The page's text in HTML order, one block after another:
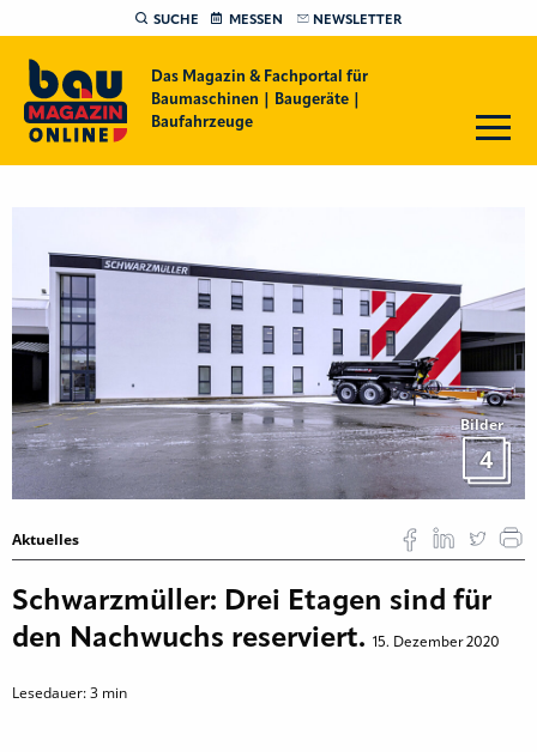
SUCHE MESSEN NEWSLETTER
Das Magazin & Fachportal für
Baumaschinen | Baugeräte |
Baufahrzeuge
Bilder
4
Aktuelles
Schwarzmüller: Drei Etagen sind für
den Nachwuchs reserviert. 15. Dezember 2020
Lesedauer:3 min